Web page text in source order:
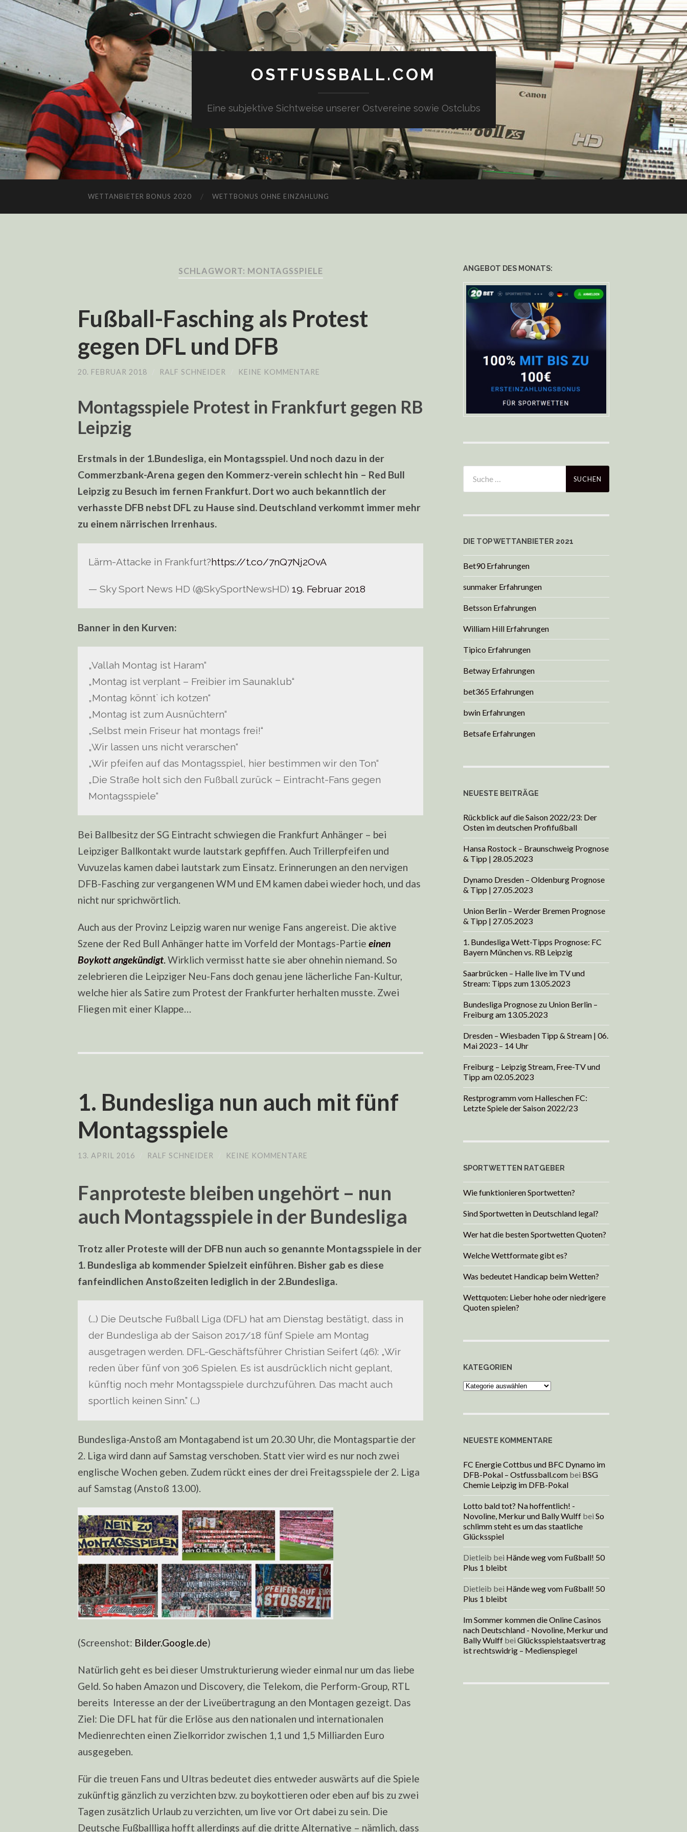
OSTFUSSBALL.COM
Eine subjektive Sichtweise unserer Ostvereine sowie Ostclubs
WETTANBIETER BONUS 2020 WETTBONUS OHNE EINZAHLUNG
SCHLAGWORT: MONTAGSSPIELE
Fußball-Fasching als Protest
gegen DFL und DFB
20. FEBRUAR 2018 RALF SCHNEIDER KEINE KOMMENTARE
Montagsspiele Protest in Frankfurt gegen RB
Leipzig
Erstmals in der 1.Bundesliga, ein Montagsspiel. Und noch dazu in der
Commerzbank-Arena gegen den Kommerz-verein schlecht hin – Red Bull
Leipzig zu Besuch im fernen Frankfurt. Dort wo auch bekanntlich der
verhasste DFB nebst DFL zu Hause sind. Deutschland verkommt immer mehr
zu einem närrischen Irrenhaus.
Lärm-Attacke in Frankfurt?https://t.co/7nQ7Nj2OvA
— Sky Sport News HD (@SkySportNewsHD)19. Februar 2018
Banner in den Kurven:
„Vallah Montag ist Haram“
„Montag ist verplant – Freibier im Saunaklub“
„Montag könnt` ich kotzen“
„Montag ist zum Ausnüchtern“
„Selbst mein Friseur hat montags frei!“
„Wir lassen uns nicht verarschen“
„Wir pfeifen auf das Montagsspiel, hier bestimmen wir den Ton“
„Die Straße holt sich den Fußball zurück – Eintracht-Fans gegen
Montagsspiele“
Bei Ballbesitz der SG Eintracht schwiegen die Frankfurt Anhänger – bei
Leipziger Ballkontakt wurde lautstark gepfiffen. Auch Trillerpfeifen und
Vuvuzelas kamen dabei lautstark zum Einsatz. Erinnerungen an den nervigen
DFB-Fasching zur vergangenen WM und EM kamen dabei wieder hoch, und das
nicht nur sprichwörtlich.
Auch aus der Provinz Leipzig waren nur wenige Fans angereist. Die aktive
Szene der Red Bull Anhänger hatte im Vorfeld der Montags-Partie einen
Boykott angekündigt.Wirklich vermisst hatte sie aber ohnehin niemand. So
zelebrieren die Leipziger Neu-Fans doch genau jene lächerliche Fan-Kultur,
welche hier als Satire zum Protest der Frankfurter herhalten musste. Zwei
Fliegen mit einer Klappe…
1. Bundesliga nun auch mit fünf
Montagsspiele
13. APRIL 2016 RALF SCHNEIDER KEINE KOMMENTARE
Fanproteste bleiben ungehört – nun
auch Montagsspiele in der Bundesliga
Trotz aller Proteste will der DFB nun auch so genannte Montagsspiele in der
1. Bundesliga ab kommender Spielzeit einführen. Bisher gab es diese
fanfeindlichen Anstoßzeiten lediglich in der 2.Bundesliga.
(…) Die Deutsche Fußball Liga (DFL) hat am Dienstag bestätigt, dass in
der Bundesliga ab der Saison 2017/18 fünf Spiele am Montag
ausgetragen werden. DFL-Geschäftsführer Christian Seifert (46): „Wir
reden über fünf von 306 Spielen. Es ist ausdrücklich nicht geplant,
künftig noch mehr Montagsspiele durchzuführen. Das macht auch
sportlich keinen Sinn.” (…)
Bundesliga-Anstoß am Montagabend ist um 20.30 Uhr, die Montagspartie der
2. Liga wird dann auf Samstag verschoben. Statt vier wird es nur noch zwei
englische Wochen geben. Zudem rückt eines der drei Freitagsspiele der 2. Liga
auf Samstag (Anstoß 13.00).
(Screenshot: Bilder.Google.de)
Natürlich geht es bei dieser Umstrukturierung wieder einmal nur um das liebe
Geld. So haben Amazon und Discovery, die Telekom, die Perform-Group, RTL
bereits Interesse an der der Liveübertragung an den Montagen gezeigt. Das
Ziel: Die DFL hat für die Erlöse aus den nationalen und internationalen
Medienrechten einen Zielkorridor zwischen 1,1 und 1,5 Milliarden Euro
ausgegeben.
Für die treuen Fans und Ultras bedeutet dies entweder auswärts auf die Spiele
zukünftig gänzlich zu verzichten bzw. zu boykottieren oder eben auf bis zu zwei
Tagen zusätzlich Urlaub zu verzichten, um live vor Ort dabei zu sein. Die
Deutsche Fußballliga hofft allerdings auf die dritte Alternative – nämlich, dass
ANGEBOT DES MONATS:
DIE TOP WETTANBIETER 2021
Bet90 Erfahrungen
sunmaker Erfahrungen
Betsson Erfahrungen
William Hill Erfahrungen
Tipico Erfahrungen
Betway Erfahrungen
bet365 Erfahrungen
bwin Erfahrungen
Betsafe Erfahrungen
NEUESTE BEITRÄGE
Rückblick auf die Saison 2022/23: Der
Osten im deutschen Profifußball
Hansa Rostock – Braunschweig Prognose
& Tipp | 28.05.2023
Dynamo Dresden – Oldenburg Prognose
& Tipp | 27.05.2023
Union Berlin – Werder Bremen Prognose
& Tipp | 27.05.2023
1. Bundesliga Wett-Tipps Prognose: FC
Bayern München vs. RB Leipzig
Saarbrücken – Halle live im TV und
Stream: Tipps zum 13.05.2023
Bundesliga Prognose zu Union Berlin –
Freiburg am 13.05.2023
Dresden – Wiesbaden Tipp & Stream | 06.
Mai 2023 – 14 Uhr
Freiburg – Leipzig Stream, Free-TV und
Tipp am 02.05.2023
Restprogramm vom Halleschen FC:
Letzte Spiele der Saison 2022/23
SPORTWETTEN RATGEBER
Wie funktionieren Sportwetten?
Sind Sportwetten in Deutschland legal?
Wer hat die besten Sportwetten Quoten?
Welche Wettformate gibt es?
Was bedeutet Handicap beim Wetten?
Wettquoten: Lieber hohe oder niedrigere
Quoten spielen?
KATEGORIEN
Kategorien
NEUESTE KOMMENTARE
FC Energie Cottbus und BFC Dynamo im
DFB-Pokal – Ostfussball.com bei BSG
Chemie Leipzig im DFB-Pokal
Lotto bald tot? Na hoffentlich! -
Novoline, Merkur und Bally Wulff bei So
schlimm steht es um das staatliche
Glücksspiel
Dietleib bei Hände weg vom Fußball! 50
Plus 1 bleibt
Dietleib bei Hände weg vom Fußball! 50
Plus 1 bleibt
Im Sommer kommen die Online Casinos
nach Deutschland - Novoline, Merkur und
Bally Wulff bei Glücksspielstaatsvertrag
ist rechtswidrig – Medienspiegel